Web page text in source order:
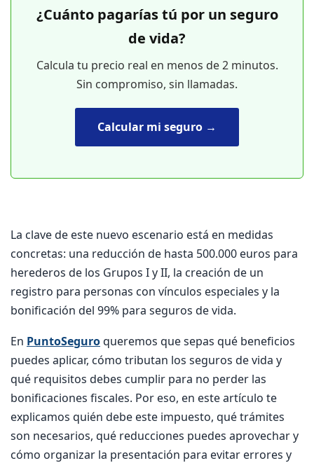
¿Cuánto pagarías tú por un seguro
de vida?
Calcula tu precio real en menos de 2 minutos.
Sin compromiso, sin llamadas.
Calcular mi seguro →
La clave de este nuevo escenario está en medidas
concretas: una reducción de hasta 500.000 euros para
herederos de los Grupos I y II, la creación de un
registro para personas con vínculos especiales y la
bonificación del 99% para seguros de vida.
En PuntoSeguroqueremos que sepas qué beneficios
puedes aplicar, cómo tributan los seguros de vida y
qué requisitos debes cumplir para no perder las
bonificaciones fiscales. Por eso, en este artículo te
explicamos quién debe este impuesto, qué trámites
son necesarios, qué reducciones puedes aprovechar y
cómo organizar la presentación para evitar errores y